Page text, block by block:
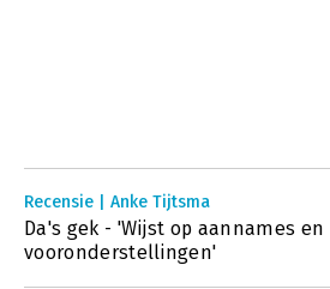
Recensie | Anke Tijtsma
Da's gek - 'Wijst op aannames en
vooronderstellingen'